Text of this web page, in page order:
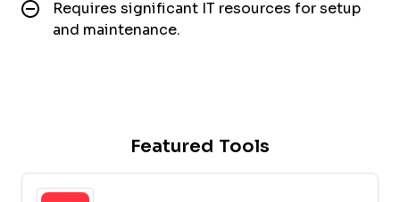
Requires significant IT resources for setup
and maintenance.
Featured Tools